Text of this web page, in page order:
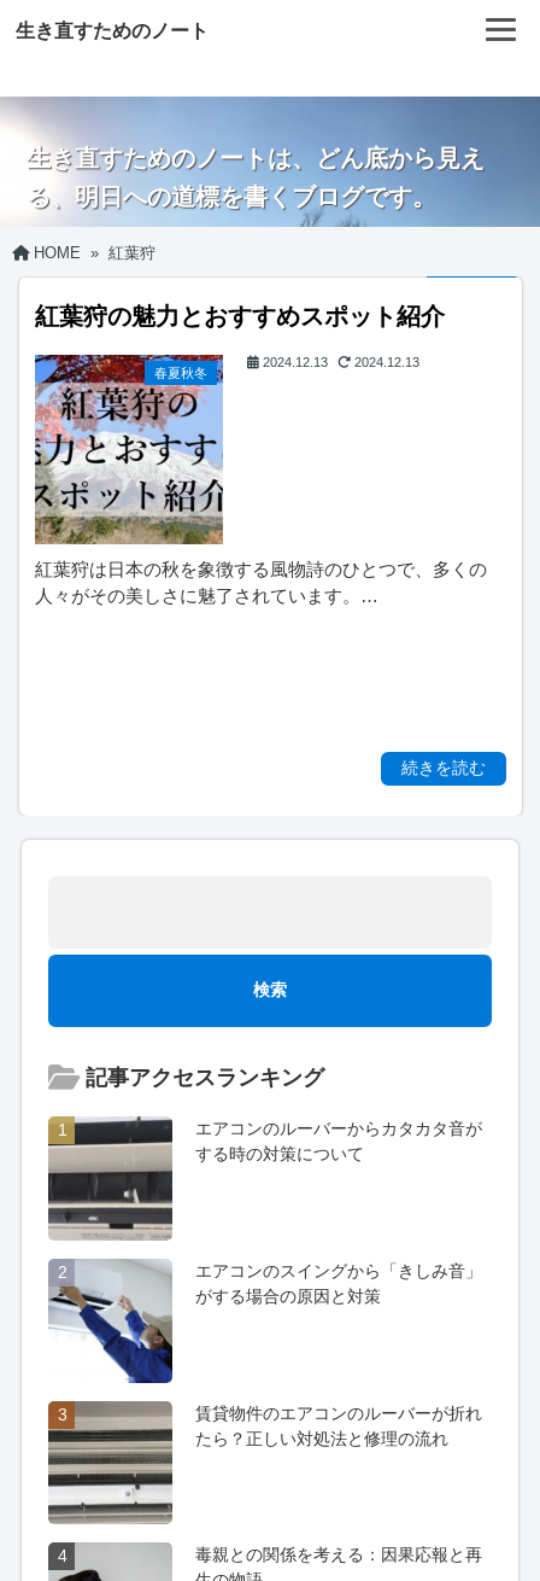
生き直すためのノート
生き直すためのノートは、どん底から見え
る、明日への道標を書くブログです。
HOME » 紅葉狩
紅葉狩の魅力とおすすめスポット紹介
春夏秋冬
2024.12.13 2024.12.13
紅葉狩は日本の秋を象徴する風物詩のひとつで、多くの
人々がその美しさに魅了されています。…
続きを読む
記事アクセスランキング
1
エアコンのルーバーからカタカタ音が
する時の対策について
2
エアコンのスイングから「きしみ音」
がする場合の原因と対策
3
賃貸物件のエアコンのルーバーが折れ
たら？正しい対処法と修理の流れ
4
毒親との関係を考える：因果応報と再